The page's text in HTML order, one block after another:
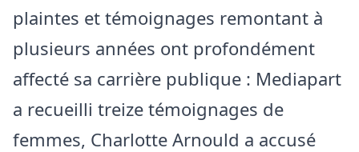
plaintes et témoignages remontant à
plusieurs années ont profondément
affecté sa carrière publique : Mediapart
a recueilli treize témoignages de
femmes, Charlotte Arnould a accusé